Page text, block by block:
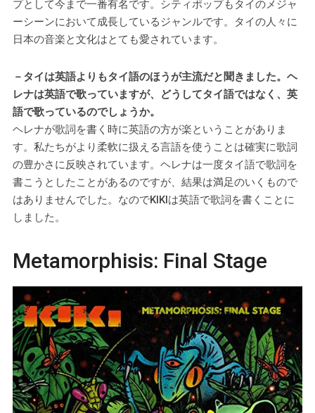
プとして今まで一番有名です。シティポップもタイのメジャ
ーシーンにおいて成長しているジャンルです。タイの人々に
日本の音楽と文化はとても愛されています。
－タイは英語よりもタイ語のほうが主流だと聞きました。ヘ
レナは英語で歌っていますが、どうしてタイ語ではなく、英
語で歌っているのでしょうか。
ヘレナが歌詞を書く時に英語の方が楽ということがありま
す。私たちがより柔軟に扱える言語を使うことは確実に歌詞
の豊かさに反映されています。ヘレナは一度タイ語で歌詞を
書こうとしたことがあるのですが、結果は満足のいくもので
はありませんでした。なのでKIKIは英語で歌詞を書くことに
しました。
Metamorphisis: Final Stage